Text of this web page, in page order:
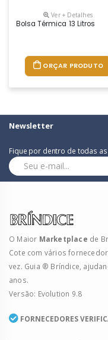
Ver + Detalhes
Bolsa Térmica 13 Litros
ORÇAR PRODUTO
Newsletter
Fique por dentro de todas
O Maior Marketplace de
Cote com vários
vez. Guia ® Bríndice,
anos.
Versão: Evolution 9.8
FORNECEDORES